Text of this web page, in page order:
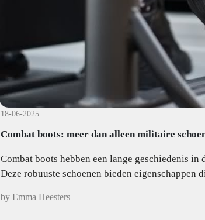
18-06-2025
Combat boots: meer dan alleen militaire
Combat boots hebben een lange geschiedenis
Deze robuuste schoenen bieden eigenschappen
by Emma Heesters